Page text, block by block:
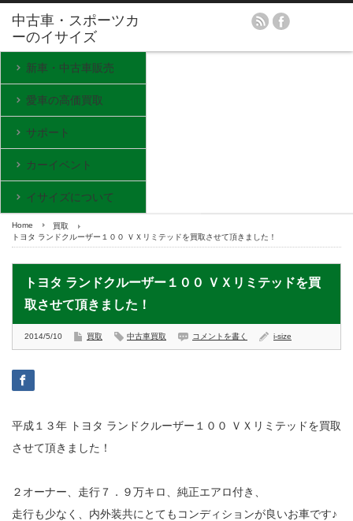
新車・中古車販売
愛車の高価買取
サポート
カーイベント
イサイズについて
Home
買取
トヨタ ランドクルーザー１００ ＶＸリミテッドを買取させて頂きました！
トヨタ ランドクルーザー１００ ＶＸリミテッドを買
取させて頂きました！
2014/5/10 買取 中古車買取 コメントを書く i-size
平成１３年 トヨタ ランドクルーザー１００ ＶＸリミテッドを買取
させて頂きました！
２オーナー、走行７．９万キロ、純正エアロ付き、
走行も少なく、内外装共にとてもコンディションが良いお車です♪